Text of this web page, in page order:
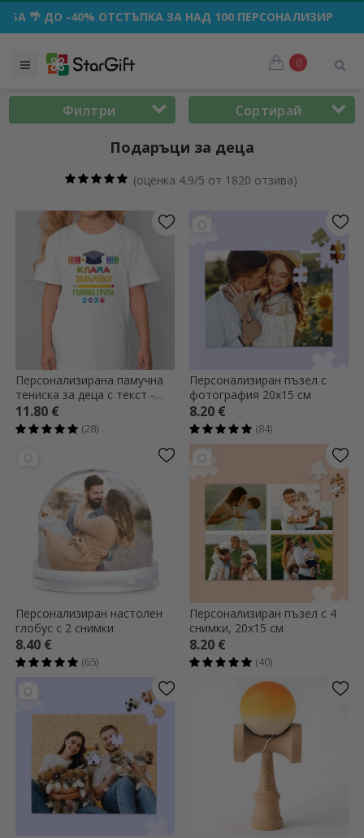
ОТСТЪПКА ЗА НАД 100 ПЕРСОНАЛИЗИРАНИ
0
Филтри Сортирай
Подаръци за деца
(оценка 4.9/5 от 1820 отзива)
Персонализирана памучна
тениска за деца с текст -
Абитуриент
11.80 €
(28)
Персонализиран пъзел с
фотография 20x15 см
8.20 €
(84)
Персонализиран настолен
глобус с 2 снимки
8.40 €
(65)
Персонализиран пъзел с 4
снимки, 20x15 см
8.20 €
(40)